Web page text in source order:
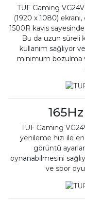
TUF Gaming
(1920 x 1080)
1500R kavis
Bu da uzun süreli
kullanım sağlıyor
minimum bozulma
TUF Gaming
yenileme hızı ile
görüntü
oynanabilmesini
ve spor